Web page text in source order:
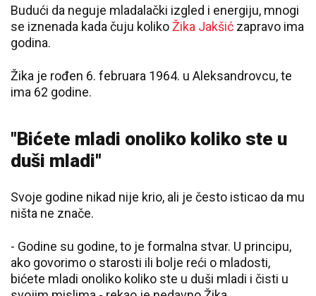
Budući da neguje mladalački izgled i energiju, mnogi
se iznenada kada čuju koliko Žika Jakšić zapravo ima
godina.
Žika je rođen 6. februara 1964. u Aleksandrovcu, te
ima 62 godine.
"Bićete mladi onoliko koliko ste u
duši mladi"
Svoje godine nikad nije krio, ali je često isticao da mu
ništa ne znače.
- Godine su godine, to je formalna stvar. U principu,
ako govorimo o starosti ili bolje reći o mladosti,
bićete mladi onoliko koliko ste u duši mladi i čisti u